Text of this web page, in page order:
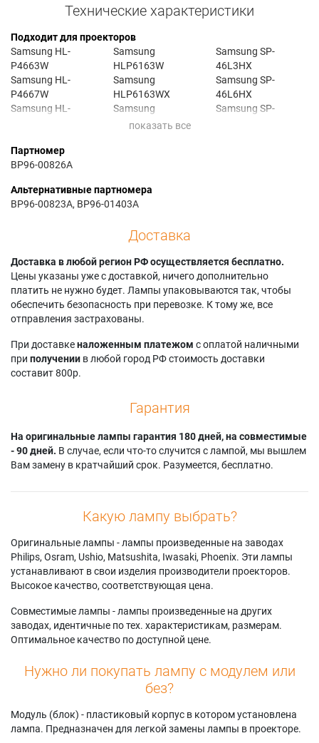
Технические характеристики
Подходит для проекторов
Samsung HL-
P4663W
Samsung HL-
P4667W
Samsung HL-
P5063WX
Samsung HL-
Samsung HL-
P5663WX
P6167WX/XAA
Samsung HL-
R4264WX
Samsung HL-
R4266WX
R4664WX
Samsung HL-
R4667WX
R5067WX
Samsung HL-
R5667WX
HLP4667WX
Samsung
HLP4667WX/XAA
HLP5063WX/XA
Samsung
HLP5067W
HLP5067WX
Samsung
HLP5667W
Samsung
Samsung
HLP6163W
Samsung
HLP6163WX
Samsung
HLP6163WX/XA
Samsung
HLP6167WX/XAA
HLR4264W
HLR4264WX/XAC
Samsung
HLR4667W
Samsung
HLR4667W1X/XAA
HLR4667WAX/XAA
Samsung
HLR4667WX/XAA
HLR4667WX/XAP
Samsung
HLR4677WX/XAA
HLR5067W
HLR5067WX
Samsung HLR506W
Samsung
HLR5667W
Samsung
HLR6167W
Samsung
HLR6167WAX/XAP
Samsung
Samsung
HLR6167WX/XAP
Samsung SP-
46L3HX
Samsung SP-
46L6HX
Samsung SP-
SP46L3HRX/XAO
Samsung
SP46L3HXR/XAX
Samsung
Samsung SP50L3HR
Samsung
SP50L3HRX/XAX
Samsung SP50L3HX
Samsung
Samsung
Samsung SP61L3HR
SP61L3HRX/STR
SP61L3HRX/XAO
Samsung
SP61L3HXX/AAG
SP61L6HRX/XAX
Samsung ST-
Партномер
BP96-00826A
Альтернативные партномера
BP96-00823A, BP96-01403A
Доставка
Доставка в любой регион РФ осуществляется бесплатно.
Цены указаны уже с доставкой, ничего дополнительно
платить не нужно будет. Лампы упаковываются так, чтобы
обеспечить безопасность при перевозке. К тому же, все
отправления застрахованы.
При доставкеналоженным платежом с оплатой наличными
при получении в любой город РФ стоимость доставки
составит 800р.
Гарантия
На оригинальные лампы гарантия 180 дней, на совместимые
- 90 дней. В случае, если что-то случится с лампой, мы вышлем
Вам замену в кратчайший срок. Разумеется, бесплатно.
Какую лампу выбрать?
Оригинальные лампы - лампы произведенные на заводах
Philips, Osram, Ushio, Matsushita, Iwasaki, Phoenix. Эти лампы
устанавливают в свои изделия производители проекторов.
Высокое качество, соответствующая цена.
Совместимые лампы - лампы произведенные на других
заводах, идентичные по тех. характеристикам, размерам.
Оптимальное качество по доступной цене.
Нужно ли покупать лампу с модулем или
без?
Модуль (блок) - пластиковый корпус в котором установлена
лампа. Предназначен для легкой замены лампы в проекторе.